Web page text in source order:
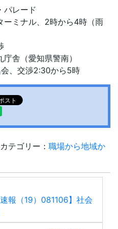
パレード
ナル、2時から4時（雨
（愛知県警南）
交渉2:30から5時
カテゴリー： 職場から地域か
報（19）081106】社会